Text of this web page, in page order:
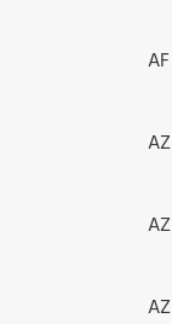
AF
AZ
AZ
AZ